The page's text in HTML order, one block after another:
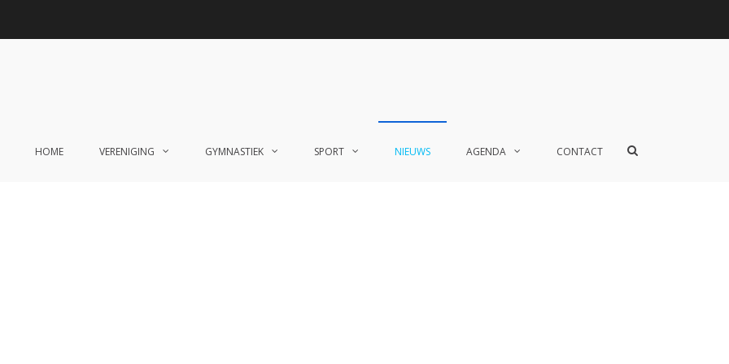
HOME VERENIGING GYMNASTIEK SPORT NIEUWS AGENDA CONTACT
Toon